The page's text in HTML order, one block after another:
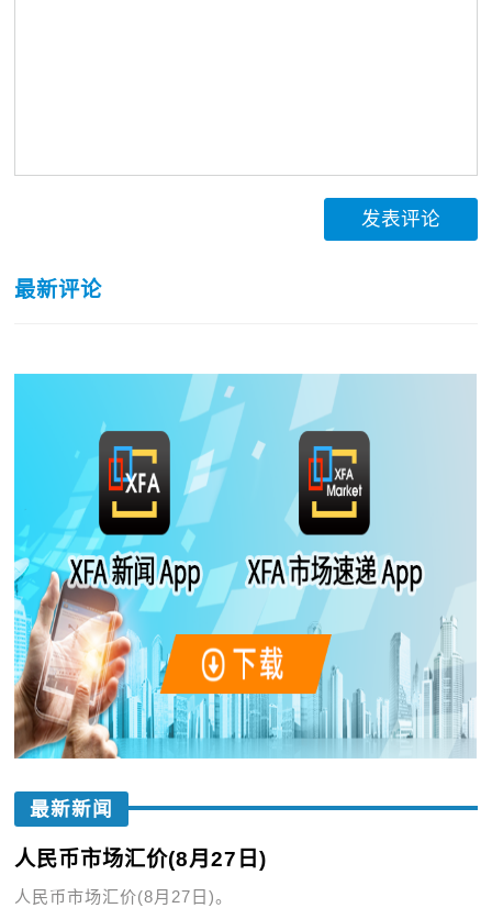
发表评论
最新评论
最新新闻
人民币市场汇价(8月27日)
人民币市场汇价(8月27日)。